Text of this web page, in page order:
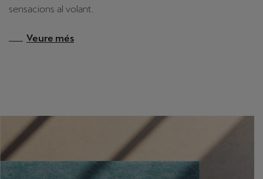
sensacions al volant.
Veure més